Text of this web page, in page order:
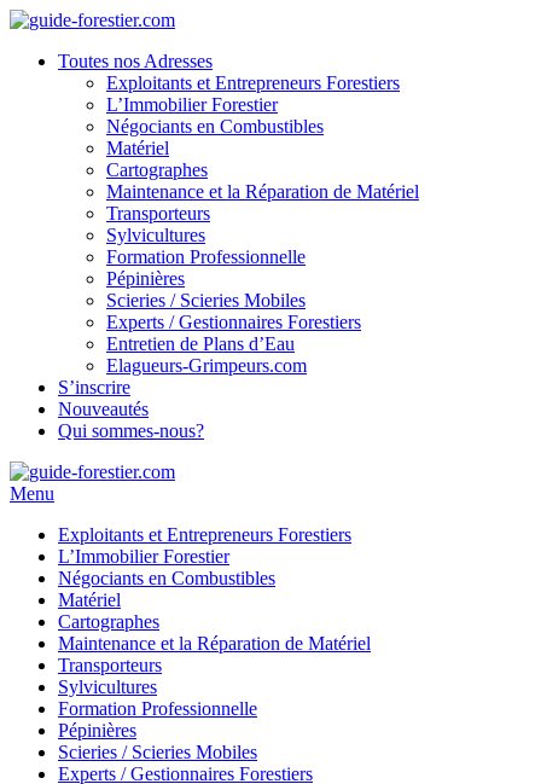
Toutes nos Adresses
Exploitants et Entrepreneurs Forestiers
L’Immobilier Forestier
Négociants en Combustibles
Matériel
Cartographes
Maintenance et la Réparation de Matériel
Transporteurs
Sylvicultures
Formation Professionnelle
Pépinières
Scieries / Scieries Mobiles
Experts / Gestionnaires Forestiers
Entretien de Plans d’Eau
Elagueurs-Grimpeurs.com
S’inscrire
Nouveautés
Qui sommes-nous?
Menu
Exploitants et Entrepreneurs Forestiers
L’Immobilier Forestier
Négociants en Combustibles
Matériel
Cartographes
Maintenance et la Réparation de Matériel
Transporteurs
Sylvicultures
Formation Professionnelle
Pépinières
Scieries / Scieries Mobiles
Experts / Gestionnaires Forestiers